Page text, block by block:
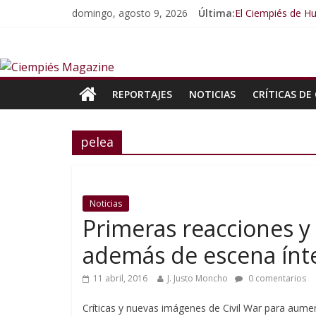
domingo, agosto 9, 2026 Última:El Ciempiés de
El Ciempiés de
REPORTAJES
NOTICIAS CRÍTICAS DE
pelea
Noticias
Primeras reacciones
además de escena
11 abril, 2016 J. Justo Moncho 0 comentarios
Críticas y nuevas imágenes de Civil War para